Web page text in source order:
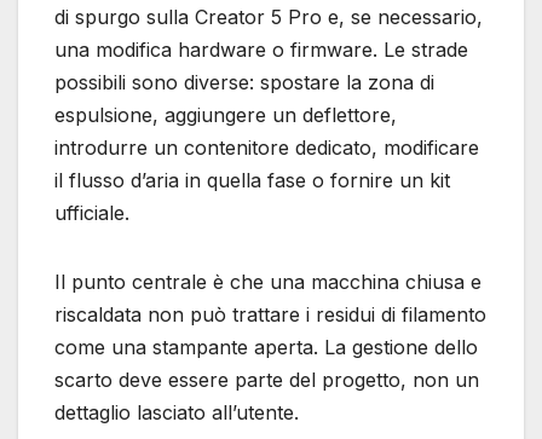
di spurgo sulla Creator 5 Pro e, se necessario,
una modifica hardware o firmware. Le strade
possibili sono diverse: spostare la zona di
espulsione, aggiungere un deflettore,
introdurre un contenitore dedicato, modificare
il flusso d’aria in quella fase o fornire un kit
ufficiale.
Il punto centrale è che una macchina chiusa e
riscaldata non può trattare i residui di filamento
come una stampante aperta. La gestione dello
scarto deve essere parte del progetto, non un
dettaglio lasciato all’utente.